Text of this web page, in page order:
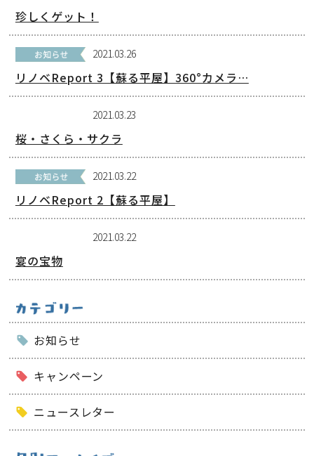
珍しくゲット！
2021.03.26
リノベReport 3【蘇る平屋】360°カメラ…
2021.03.23
桜・さくら・サクラ
2021.03.22
リノベReport 2【蘇る平屋】
2021.03.22
宴の宝物
お知らせ
キャンペーン
ニュースレター